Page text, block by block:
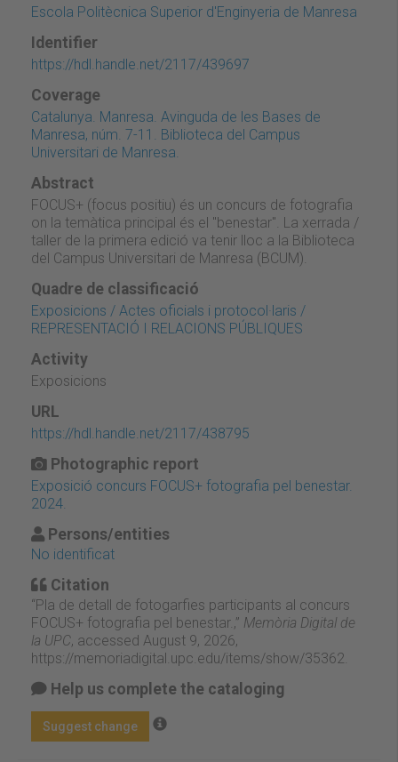
Escola Politècnica Superior d'Enginyeria de Manresa
Identifier
https://hdl.handle.net/2117/439697
Coverage
Catalunya. Manresa. Avinguda de les Bases de
Manresa, núm. 7-11. Biblioteca del Campus
Universitari de Manresa.
Abstract
FOCUS+ (focus positiu) és un concurs de fotografia
on la temàtica principal és el "benestar". La xerrada /
taller de la primera edició va tenir lloc a la Biblioteca
del Campus Universitari de Manresa (BCUM).
Quadre de classificació
Exposicions / Actes oficials i protocol·laris /
REPRESENTACIÓ I RELACIONS PÚBLIQUES
Activity
Exposicions
URL
https://hdl.handle.net/2117/438795
Photographic report
Exposició concurs FOCUS+ fotografia pel benestar.
2024.
Persons/entities
No identificat
Citation
“Pla de detall de fotogarfies participants al concurs
FOCUS+ fotografia pel benestar.,” Memòria Digital de
la UPC, accessed August 9, 2026,
https://memoriadigital.upc.edu/items/show/35362
Help us complete the cataloging
Suggest change